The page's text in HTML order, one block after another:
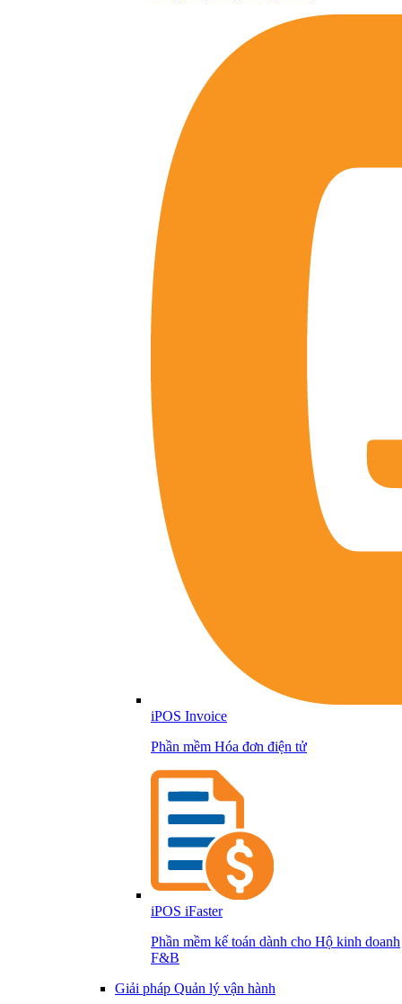
iPOS Invoice
Phần mềm Hóa đơn điện tử
iPOS iFaster
Phần mềm kế toán dành cho Hộ kinh doanh
F&B
Giải pháp Quản lý vận hành